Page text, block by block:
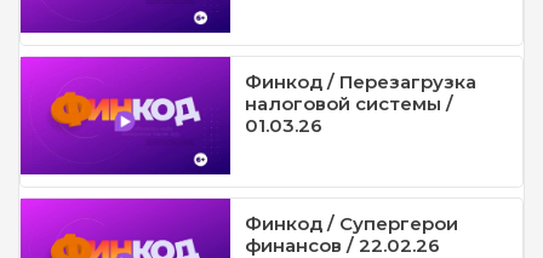
Финкод / Перезагрузка
налоговой системы /
01.03.26
Финкод / Супергерои
финансов / 22.02.26